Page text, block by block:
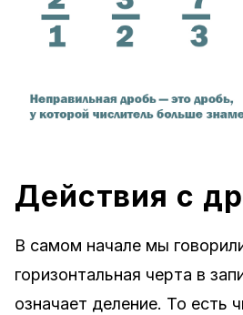
Действия с
В самом начале мы
горизонтальная черта в
означает деление. То есть